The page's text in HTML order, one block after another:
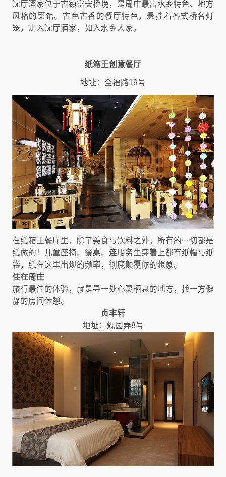
沈厅酒家位于古镇富安桥堍，是周庄最富水乡特色、地方
风格的菜馆。古色古香的餐厅特色，悬挂着各式桥名灯
笼，走入沈厅酒家，如入水乡人家。
纸箱王创意餐厅
地址：全福路19号
在纸箱王餐厅里，除了美食与饮料之外，所有的一切都是
纸做的！儿童座椅、餐桌、连服务生穿着上都有纸帽与纸
袋，纸在这里出现的频率，彻底颠覆你的想象。
住在周庄
旅行最佳的体验，就是寻一处心灵栖息的地方，找一方僻
静的房间休憩。
贞丰轩
地址：蚬园弄8号